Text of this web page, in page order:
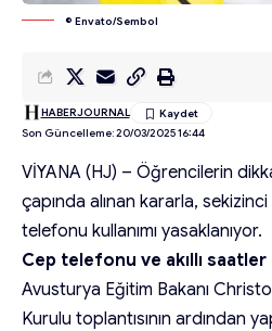
© Envato/Sembol
Son Güncelleme: 20/03/2025 16:44
HABERJOURNAL
VİYANA (HJ) – Öğrencilerin
çapında alınan kararla,
telefonu kullanımı yasaklanıyor.
Cep telefonu ve akıllı saatler
Avusturya Eğitim Bakanı
Kurulu toplantısının ardından